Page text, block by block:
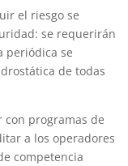
el riesgo se
se requerirán
periódica se
de todas
con programas de
a los operadores
competencia